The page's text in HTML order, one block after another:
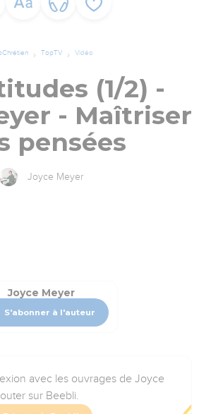
TopTV Vidéo
(1/2) -
- Maîtriser
pensées
Joyce Meyer
Joyce Meyer
S'abonner à l'auteur
avec les ouvrages de Joyce
sur Beebli.